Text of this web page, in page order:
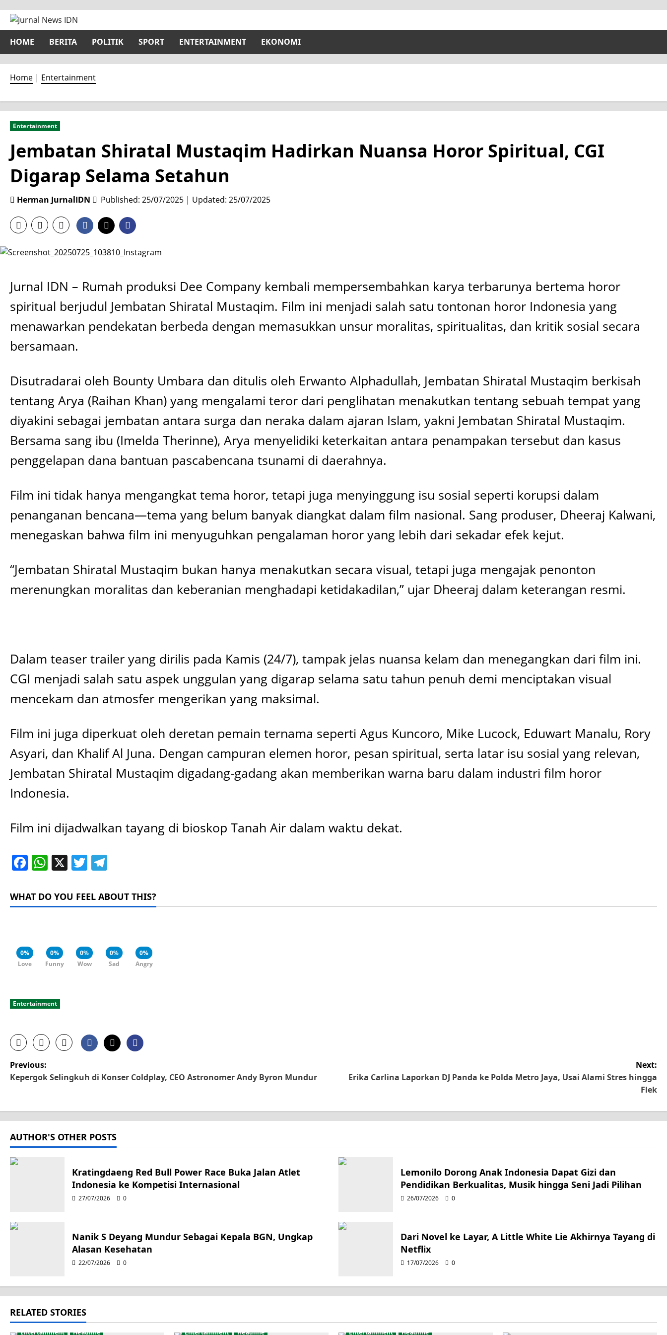
Skip
to
content
HOME BERITA POLITIK SPORT ENTERTAINMENT EKONOMI
Home | Entertainment
Entertainment
Jembatan Shiratal Mustaqim Hadirkan Nuansa Horor Spiritual, CGI
Digarap Selama Setahun
Herman JurnalIDN Published: 25/07/2025 | Updated: 25/07/2025
Jurnal IDN – Rumah produksi Dee Company kembali mempersembahkan karya terbarunya bertema horor
spiritual berjudul Jembatan Shiratal Mustaqim. Film ini menjadi salah satu tontonan horor Indonesia yang
menawarkan pendekatan berbeda dengan memasukkan unsur moralitas, spiritualitas, dan kritik sosial secara
bersamaan.
Disutradarai oleh Bounty Umbara dan ditulis oleh Erwanto Alphadullah, Jembatan Shiratal Mustaqim berkisah
tentang Arya (Raihan Khan) yang mengalami teror dari penglihatan menakutkan tentang sebuah tempat yang
diyakini sebagai jembatan antara surga dan neraka dalam ajaran Islam, yakni Jembatan Shiratal Mustaqim.
Bersama sang ibu (Imelda Therinne), Arya menyelidiki keterkaitan antara penampakan tersebut dan kasus
penggelapan dana bantuan pascabencana tsunami di daerahnya.
Film ini tidak hanya mengangkat tema horor, tetapi juga menyinggung isu sosial seperti korupsi dalam
penanganan bencana—tema yang belum banyak diangkat dalam film nasional. Sang produser, Dheeraj Kalwani,
menegaskan bahwa film ini menyuguhkan pengalaman horor yang lebih dari sekadar efek kejut.
“Jembatan Shiratal Mustaqim bukan hanya menakutkan secara visual, tetapi juga mengajak penonton
merenungkan moralitas dan keberanian menghadapi ketidakadilan,” ujar Dheeraj dalam keterangan resmi.
Dalam teaser trailer yang dirilis pada Kamis (24/7), tampak jelas nuansa kelam dan menegangkan dari film ini.
CGI menjadi salah satu aspek unggulan yang digarap selama satu tahun penuh demi menciptakan visual
mencekam dan atmosfer mengerikan yang maksimal.
Film ini juga diperkuat oleh deretan pemain ternama seperti Agus Kuncoro, Mike Lucock, Eduwart Manalu, Rory
Asyari, dan Khalif Al Juna. Dengan campuran elemen horor, pesan spiritual, serta latar isu sosial yang relevan,
Jembatan Shiratal Mustaqim digadang-gadang akan memberikan warna baru dalam industri film horor
Indonesia.
Film ini dijadwalkan tayang di bioskop Tanah Air dalam waktu dekat.
Facebook
WhatsApp
X Twitter
WHAT DO YOU FEEL ABOUT THIS?
0%
Love
0%
Funny
0%
Wow
0%
Sad
0%
Angry
Entertainment
P
s
t
n
g
i
o
Previous:
Kepergok Selingkuh di Konser Coldplay, CEO Astronomer Andy Byron Mundur
Next:
Erika Carlina Laporkan DJ Panda ke Polda Metro Jaya, Usai Alami Stres hingga
Flek
AUTHOR'S OTHER POSTS
Kratingdaeng Red Bull Power Race Buka Jalan Atlet
Indonesia ke Kompetisi Internasional
27/07/2026 0
Lemonilo Dorong Anak Indonesia Dapat Gizi dan
Pendidikan Berkualitas, Musik hingga Seni Jadi Pilihan
26/07/2026 0
Nanik S Deyang Mundur Sebagai Kepala BGN, Ungkap
Alasan Kesehatan
22/07/2026 0
Dari Novel ke Layar, A Little White Lie Akhirnya Tayang di
Netflix
17/07/2026 0
RELATED STORIES
Entertainment Headline Entertainment Headline Entertainment Headline